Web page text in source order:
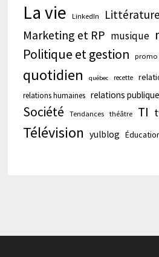
La vie LinkedIn Littérature
Marketing et RP musique
Politique et gestion
promo
quotidien québec recette
relations humaines relations
Société Tendances théâtre TI
Télévision yulblog